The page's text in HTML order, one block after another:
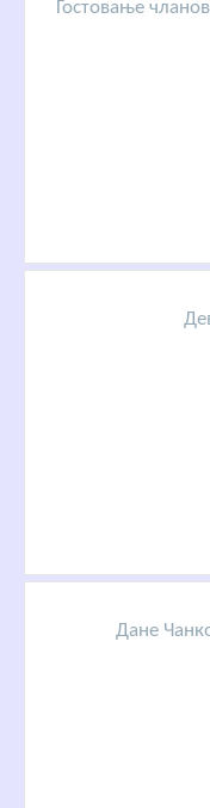
Гостовање
Дане